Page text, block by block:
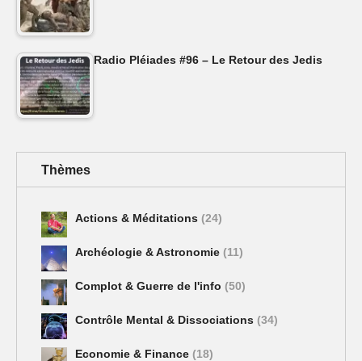
Radio Pléiades #96 – Le Retour des Jedis
Thèmes
Actions & Méditations (24)
Archéologie & Astronomie (11)
Complot & Guerre de l'info (50)
Contrôle Mental & Dissociations (34)
Economie & Finance (18)